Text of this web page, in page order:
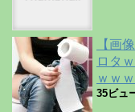
【画
ロタ
ｗｗ
35ビュ